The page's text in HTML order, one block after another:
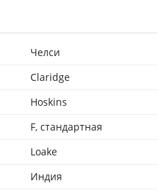
Челси
Claridge
Hoskins
F, стандартная
Loake
Индия